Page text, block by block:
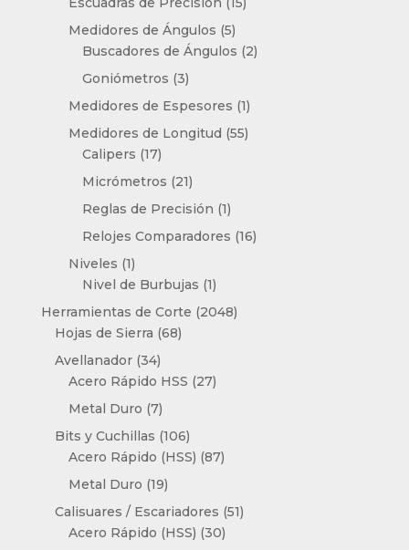
Medidores de Ángulos 55
productos
Buscadores de Ángulos 22
Goniómetros 33
productos
Medidores de Espesores 11
producto
Medidores de Longitud 5555
Calipers 1717
productos
Micrómetros 2121
productos
Reglas de Precisión 11
producto
Relojes Comparadores 1616
Niveles 11
producto
Nivel de Burbujas 11
producto
Herramientas de Corte 20482048
Hojas de Sierra 6868
Avellanador 3434
productos
Acero Rápido HSS 2727
Metal Duro 77
productos
Bits y Cuchillas 106106
productos
Acero Rápido (HSS) 8787
Metal Duro 1919
productos
Calisuares / Escariadores 5151
Acero Rápido (HSS) 3030